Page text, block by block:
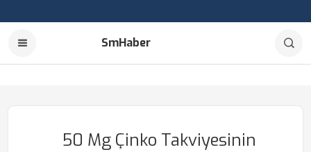
SmHaber
50 Mg Çinko Takviyesinin